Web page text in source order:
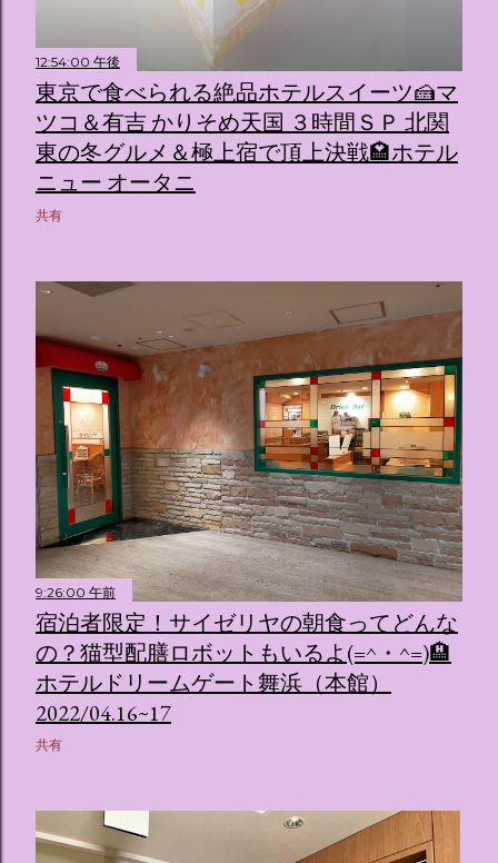
12:54:00 午後
東京で食べられる絶品ホテルスイーツ🍰マ
ツコ＆有吉 かりそめ天国 ３時間ＳＰ 北関
東の冬グルメ＆極上宿で頂上決戦🏩ホテル
ニュー オータニ
共有
9:26:00 午前
宿泊者限定！サイゼリヤの朝食ってどんな
の？猫型配膳ロボットもいるよ(=^・^=)🏨
ホテルドリームゲート舞浜（本館）
2022/04.16~17
共有